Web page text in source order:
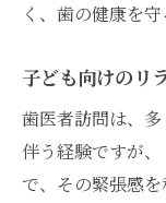
く、歯の健康を
子ども向けのリ
歯医者訪問は、
伴う経験ですが
で、その緊張感